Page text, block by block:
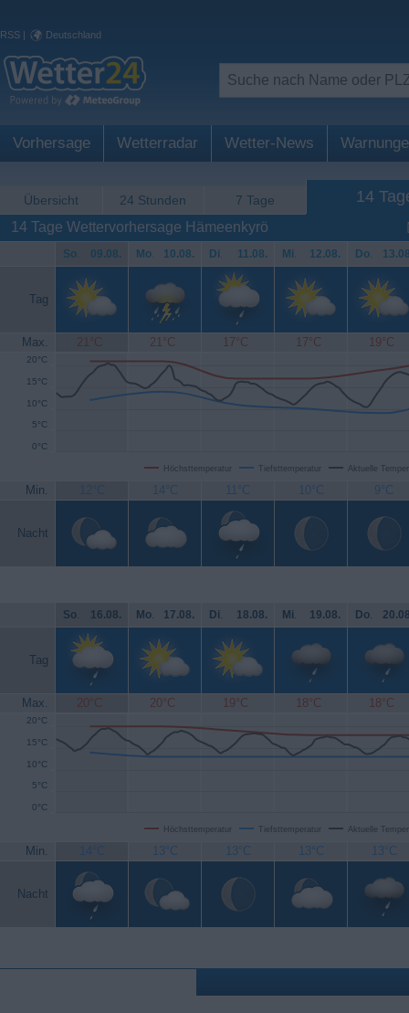
RSS | Deutschland
Vorhersage Wetterradar Wetter-News
Übersicht 24 Stunden 7 Tage 14
14 Tage Wettervorhersage Hämeenkyrö
So. 09.08. Mo. 10.08. Di. 11.08. Mi. 12.08. Do.
Tag
Max. 21°C 21°C 17°C 17°C 19°C
Höchsttemperatur Tiefsttemperatur Aktuelle
0°C
5°C
10°C
15°C
20°C
Min. 12°C 14°C 11°C 10°C 9°C
Nacht
So. 16.08. Mo. 17.08. Di. 18.08. Mi. 19.08. Do.
Tag
Max. 20°C 20°C 19°C 18°C 18°C
Höchsttemperatur Tiefsttemperatur Aktuelle
0°C
5°C
10°C
15°C
20°C
Min. 14°C 13°C 13°C 13°C 13°C
Nacht